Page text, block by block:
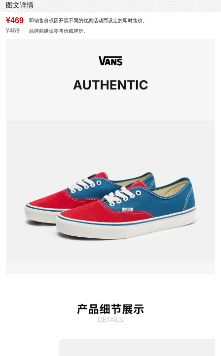
图文详情
¥469 即销售价或因开展不同的优惠活动而设定的即时售价。
¥469 品牌商建议零售价或牌价。